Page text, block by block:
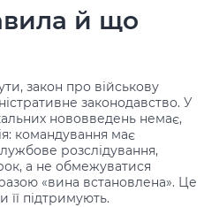
й що
закон про військову
законодавство. У
нововведень немає,
командування має
розслідування,
а не обмежуватися
«вина встановлена». Це
її підтримують.